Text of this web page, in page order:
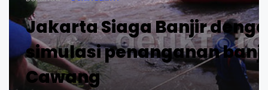
Jakarta Siaga Banjir
simulasi penanganan
Cawang